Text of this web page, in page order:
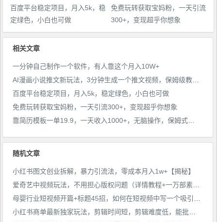
百度平台稳定项目，月入5k，稳
定绿色，小白也可做
免费玩转获取宝妈粉，一天引流
300+，变现超乎你想象
相关文章
一分钟自己制作一个软件，有人靠这个月入10W+
百度平台稳定项目，月入5k，稳定绿色，小白也可做
免费玩转获取宝妈粉，一天引流300+，变现超乎你想象
随机文章
小红书图文创业拆解，暴力引流法，零成本月入1w+【揭秘】